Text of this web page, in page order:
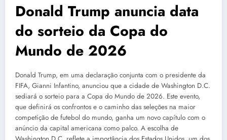
Donald Trump anuncia data
do sorteio da Copa do
Mundo de 2026
Donald Trump, em uma declaração conjunta com o presidente da
FIFA, Gianni Infantino, anunciou que a cidade de Washington D.C.
sediará o sorteio para a Copa do Mundo de 2026. Este evento,
que definirá os confrontos e o caminho das seleções na maior
competição de futebol do mundo, ganha um novo capítulo com o
anúncio da capital americana como palco. A escolha de